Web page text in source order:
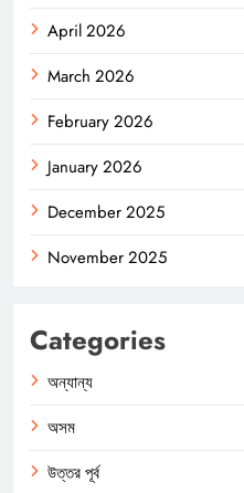
April 2026
March 2026
February 2026
January 2026
December 2025
November 2025
Categories
অন্যান্য
অসম
উত্তর পূর্ব